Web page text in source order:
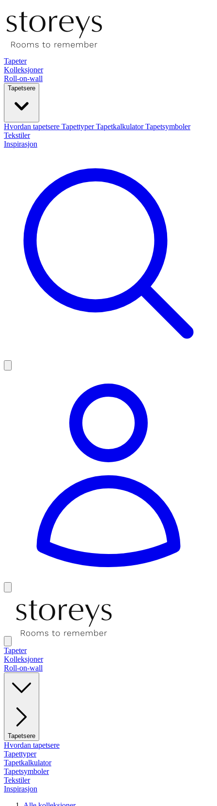
Tapeter
Kolleksjoner
Roll-on-wall
Tapetsere
Hvordan tapetsere TapettyperTapetkalkulatorTapetsymboler
Tekstiler
Inspirasjon
Tapeter
Kolleksjoner
Roll-on-wall
Tapetsere
Hvordan tapetsere
Tapettyper
Tapetkalkulator
Tapetsymboler
Tekstiler
Inspirasjon